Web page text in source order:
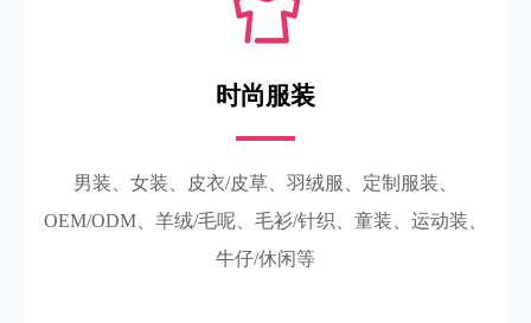
时尚服装
男装、女装、皮衣/皮草、羽绒服、定制服装、
OEM/ODM、羊绒/毛呢、毛衫/针织、童装、运动装、
牛仔/休闲等